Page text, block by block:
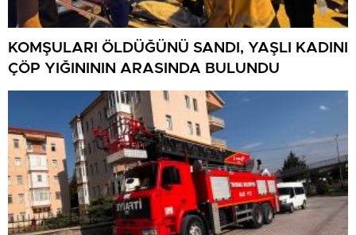
KOMŞULARI ÖLDÜĞÜNÜ SANDI, YAŞLI KADINI
ÇÖP YIĞINININ ARASINDA BULUNDU